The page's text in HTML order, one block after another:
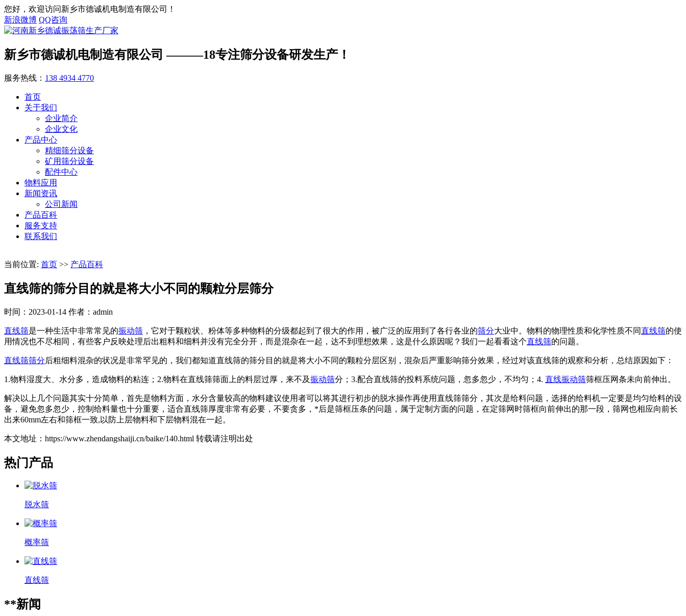
您好，欢迎访问新乡市德诚机电制造有限公司！
新浪微博 QQ咨询
新乡市德诚机电制造有限公司 ———18专注筛分设备研发生产！
服务热线： 138 4934 4770
首页
关于我们
企业简介
企业文化
产品中心
精细筛分设备
矿用筛分设备
配件中心
物料应用
新闻资讯
公司新闻
产品百科
服务支持
联系我们
当前位置: 首页 >> 产品百科
直线筛的筛分目的就是将大小不同的颗粒分层筛分
时间：2023-01-14 作者：admin
直线筛是一种生活中非常常见的振动筛 ，它对于颗粒状、粉体等多种物料的分级都起到了很大的作用，被广泛的应用到了各行各业的筛分大业中。物料的物理性质和化学性质不同直线筛的使
用情况也不尽相同，有些客户反映处理后出粗料和细料并没有完全分开，而是混杂在一起，达不到理想效果，这是什么原因呢？我们一起看看这个直线筛的问题。
直线筛筛分后粗细料混杂的状况是非常罕见的，我们都知道直线筛的筛分目的就是将大小不同的颗粒分层区别，混杂后严重影响筛分效果，经过对该直线筛的观察和分析，总结原因如下：
1.物料湿度大、水分多，造成物料的粘连；2.物料在直线筛筛面上的料层过厚，来不及振动筛分；3.配合直线筛的投料系统问题，忽多忽少，不均匀；4. 直线振动筛筛框压网条未向前伸出。
解决以上几个问题其实十分简单，首先是物料方面，水分含量较高的物料建议使用者可以将其进行初步的脱水操作再使用直线筛筛分，其次是给料问题，选择的给料机一定要是均匀给料的设
备，避免忽多忽少，控制给料量也十分重要，适合直线筛厚度非常有必要，不要贪多，*后是筛框压条的问题，属于定制方面的问题，在定筛网时筛框向前伸出的那一段，筛网也相应向前长
出来60mm左右和筛框一致,以防上层物料和下层物料混在一起。
本文地址：https://www.zhendangshaiji.cn/baike/140.html 转载请注明出处
热门产品
脱水筛
概率筛
直线筛
**新闻